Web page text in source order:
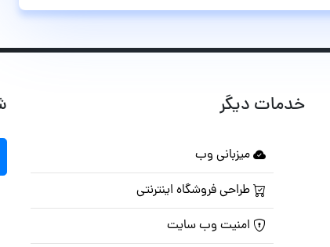
خدمات دیگر
میزبانی وب
طراحی فروشگاه اینترنتی
امنیت وب سایت